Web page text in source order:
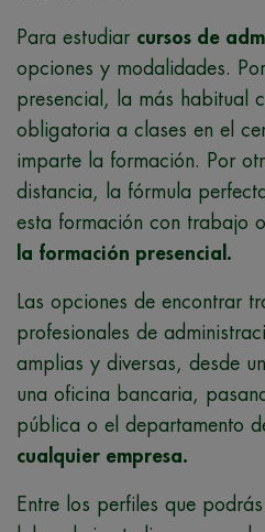
Para estudiar cursos de
opciones y modalidades.
presencial, la más habitual
obligatoria a clases en el
imparte la formación. Por
distancia, la fórmula
esta formación con trabajo
la formación presencial.
Las opciones de encontrar
profesionales de
amplias y diversas, desde
una oficina bancaria,
pública o el departamento
cualquier empresa.
Entre los perfiles que